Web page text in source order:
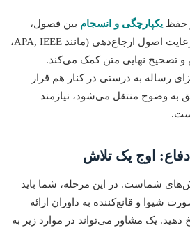
حفظ یکپارچگی و انسجام بین فصول،
نگارش علمی و آکادمیک، رعایت اصول ارجاع‌دهی (مانند APA, IEEE،
و تصحیح نهایی متن کمک می‌کند.
رساله به درستی در کنار هم قرار
به وضوح منتقل می‌شود، نیازمند
شماست. در این مرحله، شما باید
شیوا و قانع‌کننده به داوران ارائه
دهید. یک مشاور می‌تواند در موارد زیر به